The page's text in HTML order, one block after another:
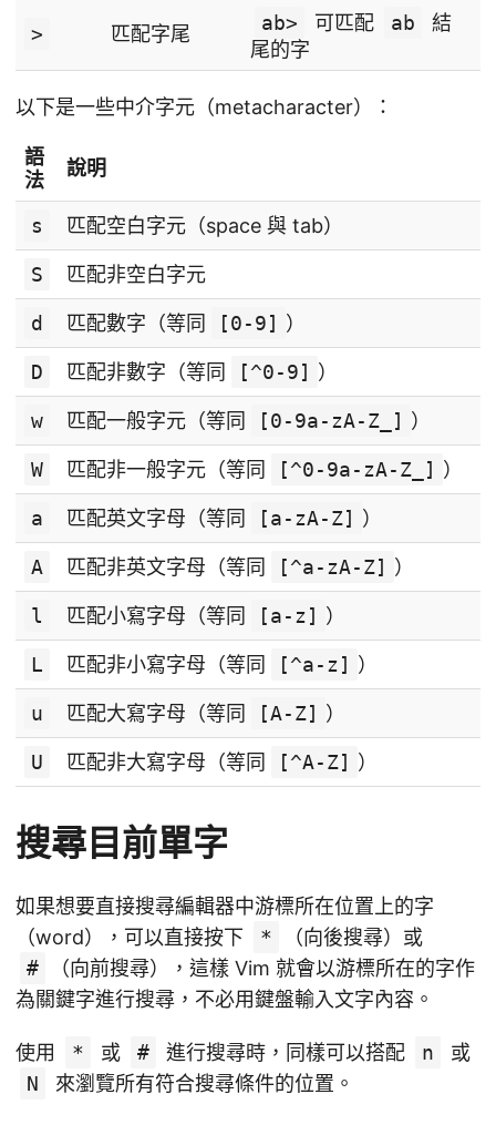
> 匹配字尾 ab> 可匹配 ab
結
尾的字
以下是一些中介字元（metacharacter）：
語
法
說明
s 匹配空白字元（space 與 tab）
S 匹配非空白字元
d 匹配數字（等同 [0-9] ）
D 匹配非數字（等同 [^0-9] ）
w 匹配一般字元（等同 [0-9a-zA-Z_] ）
W 匹配非一般字元（等同 [^0-9a-zA-Z_] ）
a 匹配英文字母（等同 [a-zA-Z] ）
A 匹配非英文字母（等同 [^a-zA-Z] ）
l 匹配小寫字母（等同 [a-z] ）
L 匹配非小寫字母（等同 [^a-z] ）
u 匹配大寫字母（等同 [A-Z] ）
U 匹配非大寫字母（等同 [^A-Z] ）
搜尋目前單字
如果想要直接搜尋編輯器中游標所在位置上的字
（word），可以直接按下
*
（向後搜尋）或
#
（向前搜尋），這樣 Vim 就會以游標所在的字作
為關鍵字進行搜尋，不必用鍵盤輸入文字內容。
使用 * 或 # 進行搜尋時，同樣可以搭配 n
或
N
來瀏覽所有符合搜尋條件的位置。